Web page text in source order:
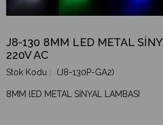
J8-130 8MM LED METAL
220V AC
(J8-130P-GA2)
8MM lED METAL SİNYAL LAMBASI